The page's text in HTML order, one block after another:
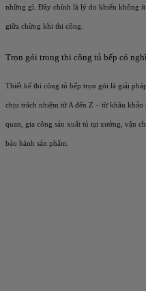
những gì. Đây chính là lý do khiến không ít
giữa chừng khi thi công.
Trọn gói trong thi công tủ bếp có
Thiết kế thi công tủ bếp trọn gói là giải
chịu trách nhiệm từ A đến Z – từ khâu
quan, gia công sản xuất tủ tại xưởng, vận
bảo hành sản phẩm.